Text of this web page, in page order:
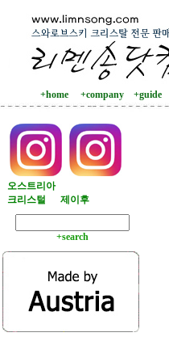
+home +company +guide
오스트리아
크리스털
제이후
+search